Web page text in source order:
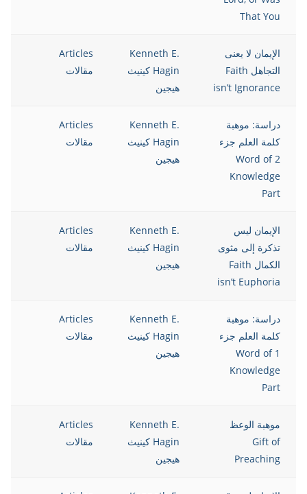
That You
الإيمان لا يعنى
التجاهل Faith
isn’t Ignorance
Kenneth E.
Hagin كينيث
هيجين
Articles
مقالات
دراسة: موهبة
كلمة العلم جزء
2 Word of
Knowledge
Part
Kenneth E.
Hagin كينيث
هيجين
Articles
مقالات
الإيمان ليس
تذكرة إلى مثوى
الكمال Faith
isn’t Euphoria
Kenneth E.
Hagin كينيث
هيجين
Articles
مقالات
دراسة: موهبة
كلمة العلم جزء
1 Word of
Knowledge
Part
Kenneth E.
Hagin كينيث
هيجين
Articles
مقالات
موهبة الوعظ
Gift of
Preaching
Kenneth E.
Hagin كينيث
هيجين
Articles
مقالات